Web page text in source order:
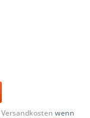
Versandkosten wenn